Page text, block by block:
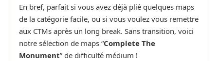
En bref, parfait si vous avez déjà plié quelques maps
de la catégorie facile, ou si vous voulez vous remettre
aux CTMs après un long break. Sans transition, voici
notre sélection de maps “Complete The
Monument” de difficulté médium !